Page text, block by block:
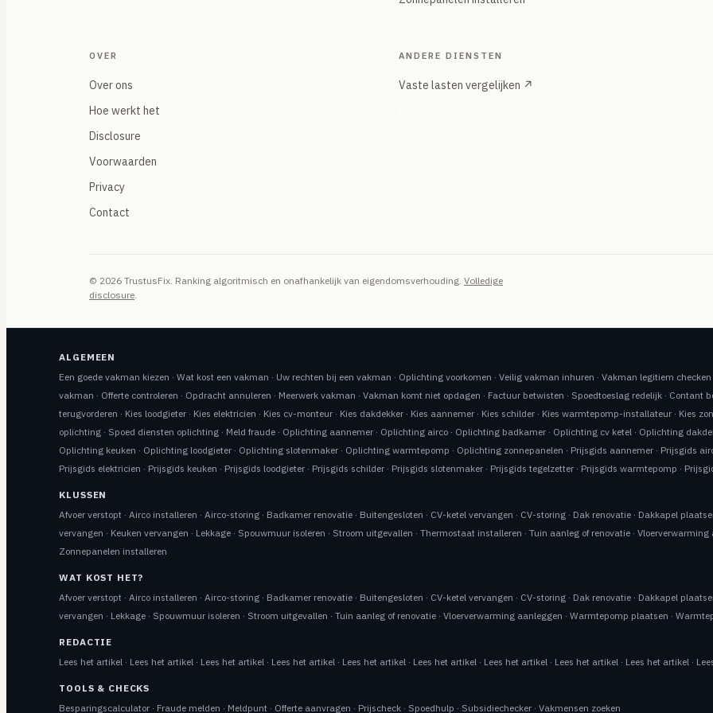
OVER
Over ons
Hoe werkt het
Disclosure
Voorwaarden
Privacy
Contact
ANDERE DIENSTEN
Vaste lasten vergelijken ↗
© 2026 TrustusFix. Ranking algoritmisch en onafhankelijk van eigendomsverhouding. Volledige
disclosure
ALGEMEEN
Een goede vakman kiezen ·Wat kost een vakman · Uw rechten bij een vakman · Oplichting voorkomen ·Veilig vakman inhuren ·Vakman legitiem checken
vakman · Offerte controleren · Opdracht annuleren · Meerwerk vakman ·Vakman komt niet opdagen · Factuur betwisten · Spoedtoeslag redelijk · Contant
terugvorderen · Kies loodgieter · Kies elektricien · Kies cv-monteur · Kies dakdekker · Kies aannemer · Kies schilder · Kies warmtepomp-installateur · Kies
oplichting · Spoed diensten oplichting · Meld fraude · Oplichting aannemer · Oplichting airco · Oplichting badkamer · Oplichting cv ketel · Oplichting
Oplichting keuken · Oplichting loodgieter · Oplichting slotenmaker · Oplichting warmtepomp · Oplichting zonnepanelen · Prijsgids aannemer · Prijsgids
Prijsgids elektricien · Prijsgids keuken · Prijsgids loodgieter · Prijsgids schilder · Prijsgids slotenmaker · Prijsgids tegelzetter · Prijsgids warmtepomp ·
KLUSSEN
Afvoer verstopt ·Airco installeren ·Airco-storing · Badkamer renovatie · Buitengesloten · CV-ketel vervangen · CV-storing · Dak renovatie · Dakkapel
vervangen · Keuken vervangen · Lekkage · Spouwmuur isoleren · Stroom uitgevallen ·Thermostaat installeren ·Tuin aanleg of renovatie ·Vloerverwarming
Zonnepanelen installeren
WAT KOST HET?
Afvoer verstopt ·Airco installeren ·Airco-storing · Badkamer renovatie · Buitengesloten · CV-ketel vervangen · CV-storing · Dak renovatie · Dakkapel
vervangen · Lekkage · Spouwmuur isoleren · Stroom uitgevallen ·Tuin aanleg of renovatie ·Vloerverwarming aanleggen ·Warmtepomp plaatsen ·
REDACTIE
Lees het artikel · Lees het artikel · Lees het artikel · Lees het artikel · Lees het artikel · Lees het artikel · Lees het artikel · Lees het artikel · Lees het artikel ·
TOOLS & CHECKS
Besparingscalculator · Fraude melden · Meldpunt · Offerte aanvragen · Prijscheck · Spoedhulp · Subsidiechecker ·Vakmensen zoeken